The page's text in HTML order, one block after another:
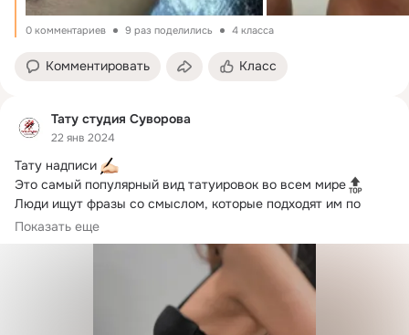
0 комментариев 9 раз поделились 4 класса
Комментировать Класс
Тату студия Суворова
22 янв 2024
Тату надписи
Это самый популярный вид татуировок во всем мире
Люди ищут фразы со смыслом, которые подходят им по
характеру, и набивают на своем теле
Мастер Татьяна Суворова
Показать еще